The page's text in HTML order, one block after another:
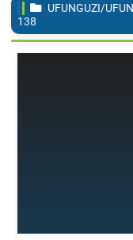
UFUNGUZI/
138